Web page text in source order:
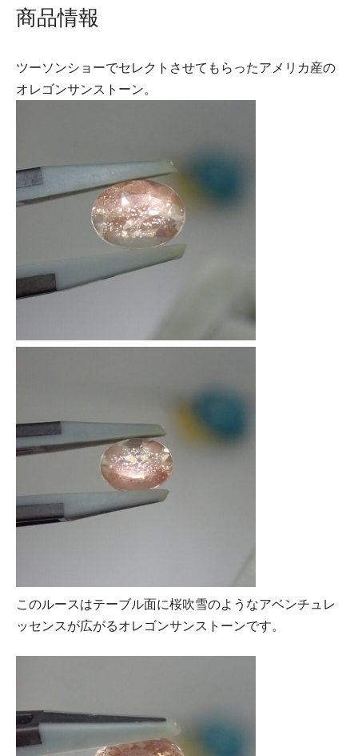
商品情報
ツーソンショーでセレクトさせてもらったアメリカ産の
オレゴンサンストーン。
このルースはテーブル面に桜吹雪のようなアベンチュレ
ッセンスが広がるオレゴンサンストーンです。